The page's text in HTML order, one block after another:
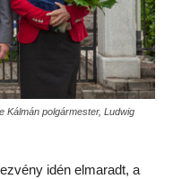
Kálmán polgármester, Ludwig
idén elmaradt, a